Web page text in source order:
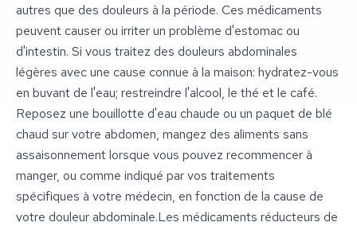
autres que des douleurs à la période. Ces médicaments
peuvent causer ou irriter un problème d'estomac ou
d'intestin. Si vous traitez des douleurs abdominales
légères avec une cause connue à la maison: hydratez-vous
en buvant de l'eau; restreindre l'alcool, le thé et le café.
Reposez une bouillotte d'eau chaude ou un paquet de blé
chaud sur votre abdomen, mangez des aliments sans
assaisonnement lorsque vous pouvez recommencer à
manger, ou comme indiqué par vos traitements
spécifiques à votre médecin, en fonction de la cause de
votre douleur abdominale.Les médicaments réducteurs de